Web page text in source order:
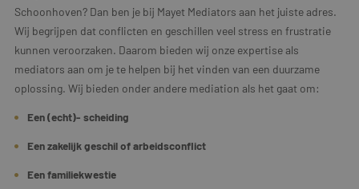
Schoonhoven? Dan ben je bij Mayet Mediators aan het juiste adres.
Wij begrijpen dat conflicten en geschillen veel stress en frustratie
kunnen veroorzaken. Daarom bieden wij onze expertise als
mediators aan om je te helpen bij het vinden van een duurzame
oplossing. Wij bieden onder andere mediation als het gaat om:
Een (echt)- scheiding
Een zakelijk geschil of arbeidsconflict
Een familiekwestie